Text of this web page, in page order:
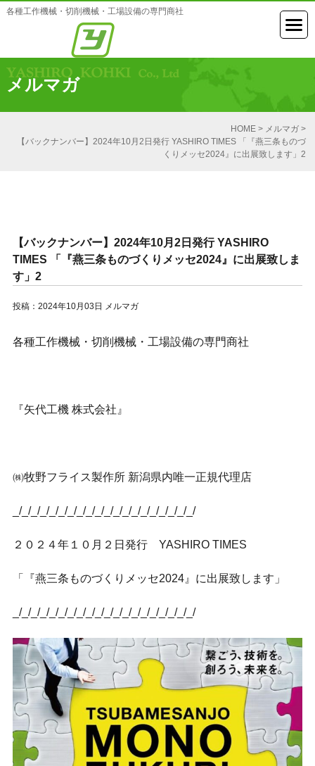
各種工作機械・切削機械・工場設備の専門商社
メルマガ
HOME> メルマガ>
【バックナンバー】2024年10月2日発行 YASHIRO TIMES 「『燕三条ものづ
くりメッセ2024』に出展致します」2
【バックナンバー】2024年10月2日発行 YASHIRO
TIMES 「『燕三条ものづくりメッセ2024』に出展致しま
す」2
投稿：2024年10月03日 メルマガ
各種工作機械・切削機械・工場設備の専門商社
『矢代工機 株式会社』
㈱牧野フライス製作所 新潟県内唯一正規代理店
_/_/_/_/_/_/_/_/_/_/_/_/_/_/_/_/_/_/_/_/
２０２４年１０月２日発行 YASHIRO TIMES
「『燕三条ものづくりメッセ2024』に出展致します」
_/_/_/_/_/_/_/_/_/_/_/_/_/_/_/_/_/_/_/_/